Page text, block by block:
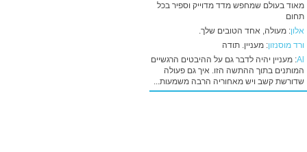
מאוד בעולם שמחפש מדד מדוייק וספיר בכל
תחום
אלון: מעולה, אחד הטובים שלך.
ורד מוסנזון: מעניין. תודה
Al: מעניין יהיה לדבר גם על ההיבטים הרגשיים
המותנים בתוך ההתשה הזו. איך גם פעולה
שדורשת קשב ויש מאחוריה הרבה משמעות...